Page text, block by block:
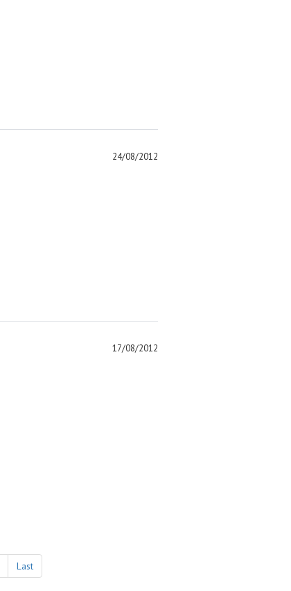
24/08/2012
17/08/2012
Last